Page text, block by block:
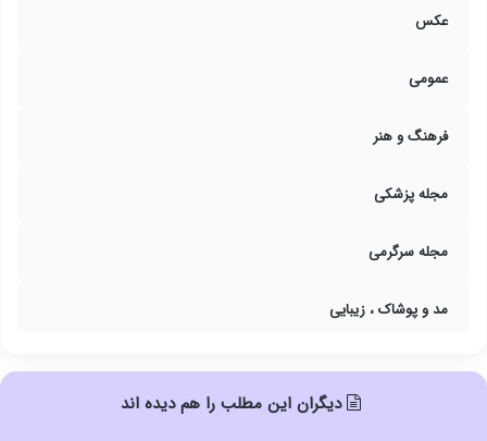
عکس
عمومی
فرهنگ و هنر
مجله پزشکی
مجله سرگرمی
مد و پوشاک ، زیبایی
دیگران این مطلب را هم دیده اند